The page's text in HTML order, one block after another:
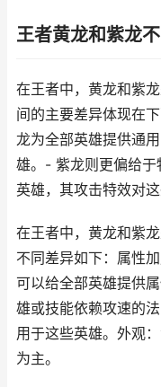
王者黄龙和紫龙
在王者中，黄龙和紫
间的主要差异体现在
龙为全部英雄提供通
雄。- 紫龙则更偏给于
英雄，其攻击特效对
在王者中，黄龙和紫
不同差异如下：属性
可以给全部英雄提供
雄或技能依赖攻速的
用于这些英雄。外观
为主。